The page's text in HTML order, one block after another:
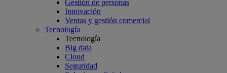
Gestión de personas
Innovación
Ventas y gestión comercial
Tecnología
Tecnología
Big data
Cloud
Seguridad